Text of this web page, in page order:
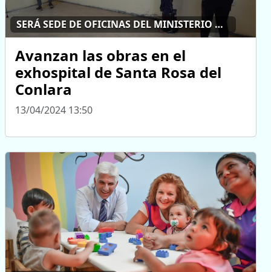
SERÁ SEDE DE OFICINAS DEL MINISTERIO DE DESARROLLO HUMANO
Avanzan las obras en el
exhospital de Santa Rosa del
Conlara
13/04/2024 13:50